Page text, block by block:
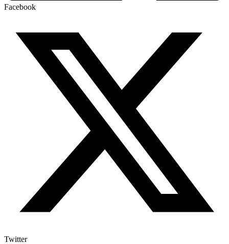
Facebook
Twitter